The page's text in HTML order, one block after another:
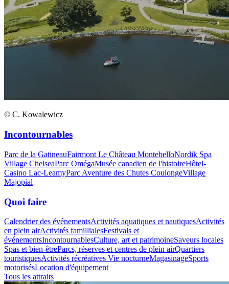
© C. Kowalewicz
Incontournables
Parc de la GatineauFairmont Le Château MontebelloNordik Spa
Village ChelseaParc OmégaMusée canadien de l'histoireHôtel-
Casino Lac-LeamyParc Aventure des Chutes CoulongeVillage
Majopial
Quoi faire
Calendrier des événementsActivités aquatiques et nautiquesActivités
en plein airActivités famillialesFestivals et
événementsIncontournablesCulture, art et patrimoineSaveurs locales
Spas et bien-êtreParcs, réserves et centres de plein airQuartiers
touristiquesActivités récréatives Vie nocturneMagasinageSports
motorisésLocation d'équipement
Tous les attraits